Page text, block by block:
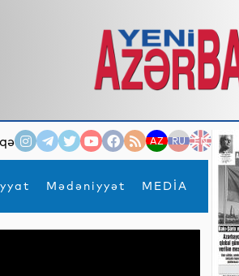
AZ RU EN
Mədəniyyət MEDİA
×